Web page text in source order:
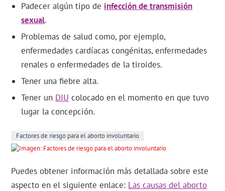
Padecer algún tipo de infección de transmisión
sexual.
Problemas de salud como, por ejemplo,
enfermedades cardíacas congénitas, enfermedades
renales o enfermedades de la tiroides.
Tener una fiebre alta.
Tener un DIU colocado en el momento en que tuvo
lugar la concepción.
Factores de riesgo para el aborto involuntario
Puedes obtener información más detallada sobre este
aspecto en el siguiente enlace: Las causas del aborto